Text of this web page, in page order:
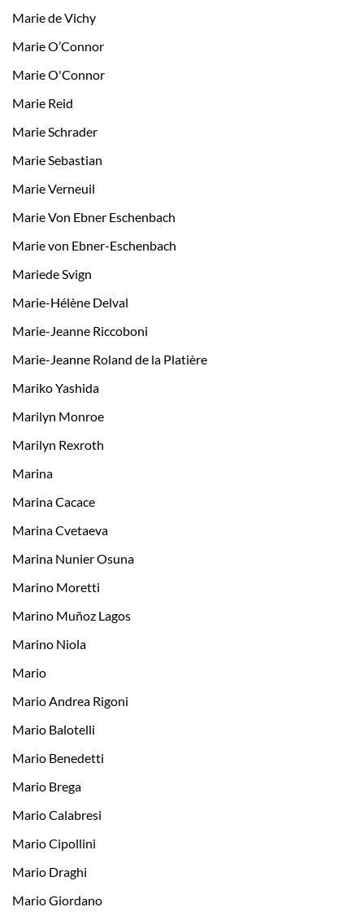
Marie de Vichy
Marie O’Connor
Marie O'Connor
Marie Reid
Marie Schrader
Marie Sebastian
Marie Verneuil
Marie Von Ebner Eschenbach
Marie von Ebner-Eschenbach
Mariede Svign
Marie-Hélène Delval
Marie-Jeanne Riccoboni
Marie-Jeanne Roland de la Platière
Mariko Yashida
Marilyn Monroe
Marilyn Rexroth
Marina
Marina Cacace
Marina Cvetaeva
Marina Nunier Osuna
Marino Moretti
Marino Muñoz Lagos
Marino Niola
Mario
Mario Andrea Rigoni
Mario Balotelli
Mario Benedetti
Mario Brega
Mario Calabresi
Mario Cipollini
Mario Draghi
Mario Giordano